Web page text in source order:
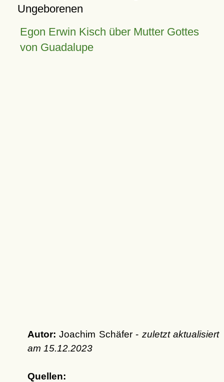
Ungeborenen
Egon Erwin Kisch über Mutter Gottes
von Guadalupe
Autor: Joachim Schäfer - zuletzt aktualisiert
am 15.12.2023
Quellen: